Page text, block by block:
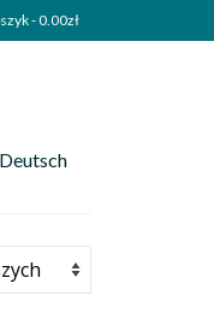
-0.00zł
Deutsch